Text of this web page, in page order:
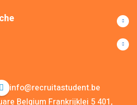
info@recruitastudent.be
Belgium Frankrijklei 5 401,